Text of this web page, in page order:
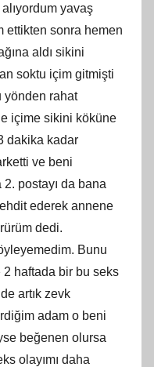
yavaş
ettikten sonra hemen
aldı sikini
soktu içim gitmişti
yönden rahat
içime sikini köküne
dakika kadar
ve beni
2. postayı da bana
ederek annene
dedi.
Bunu
2 haftada bir bu seks
artık zevk
adam o beni
beğenen olursa
olayımı daha